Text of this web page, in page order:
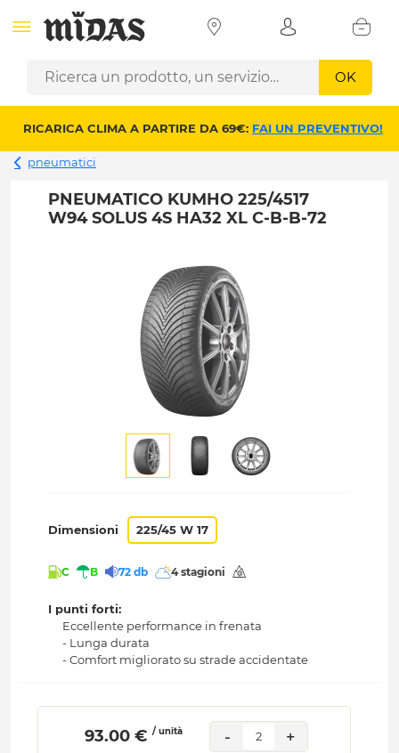
OK
RICARICA CLIMA A PARTIRE DA 69€: FAI UN PREVENTIVO!
pneumatici
PNEUMATICO KUMHO 225/4517
W94 SOLUS 4S HA32 XL C-B-B-72
Dimensioni 225/45 W 17
C B 72 db 4 stagioni
I punti forti:
Eccellente performance in frenata
- Lunga durata
- Comfort migliorato su strade accidentate
93.00 € / unità - 2 +